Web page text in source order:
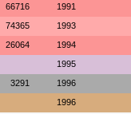
66716 1991
74365 1993
26064 1994
1995
3291 1996
1996